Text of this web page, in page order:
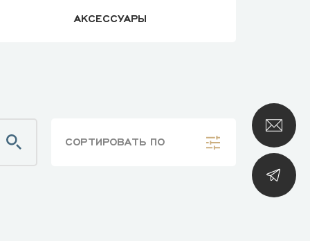
АКСЕССУАРЫ
СОРТИРОВАТЬ ПО